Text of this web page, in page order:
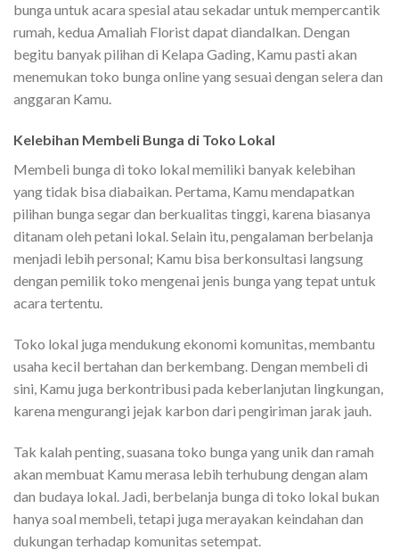
bunga untuk acara spesial atau sekadar untuk mempercantik
rumah, kedua Amaliah Florist dapat diandalkan. Dengan
begitu banyak pilihan di Kelapa Gading, Kamu pasti akan
menemukan toko bunga online yang sesuai dengan selera dan
anggaran Kamu.
Kelebihan Membeli Bunga di Toko Lokal
Membeli bunga di toko lokal memiliki banyak kelebihan
yang tidak bisa diabaikan. Pertama, Kamu mendapatkan
pilihan bunga segar dan berkualitas tinggi, karena biasanya
ditanam oleh petani lokal. Selain itu, pengalaman berbelanja
menjadi lebih personal; Kamu bisa berkonsultasi langsung
dengan pemilik toko mengenai jenis bunga yang tepat untuk
acara tertentu.
Toko lokal juga mendukung ekonomi komunitas, membantu
usaha kecil bertahan dan berkembang. Dengan membeli di
sini, Kamu juga berkontribusi pada keberlanjutan lingkungan,
karena mengurangi jejak karbon dari pengiriman jarak jauh.
Tak kalah penting, suasana toko bunga yang unik dan ramah
akan membuat Kamu merasa lebih terhubung dengan alam
dan budaya lokal. Jadi, berbelanja bunga di toko lokal bukan
hanya soal membeli, tetapi juga merayakan keindahan dan
dukungan terhadap komunitas setempat.